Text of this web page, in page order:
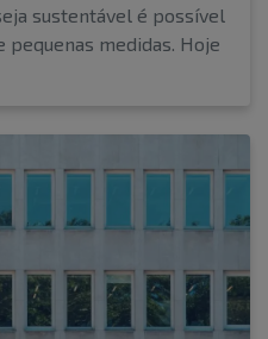
sustentável é possível
pequenas medidas. Hoje